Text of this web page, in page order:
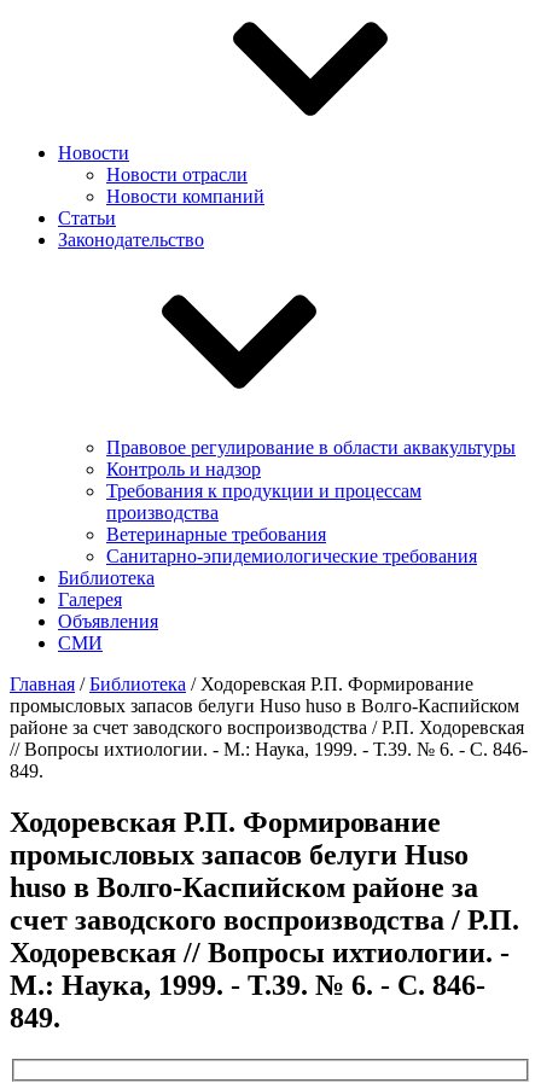
Новости
Новости отрасли
Новости компаний
Статьи
Законодательство
Правовое регулирование в области аквакультуры
Контроль и надзор
Требования к продукции и процессам
производства
Ветеринарные требования
Санитарно-эпидемиологические требования
Библиотека
Галерея
Объявления
СМИ
Главная /Библиотека / Ходоревская Р.П. Формирование
промысловых запасов белуги Huso huso в Волго-Каспийском
районе за счет заводского воспроизводства / Р.П. Ходоревская
// Вопросы ихтиологии. - М.: Наука, 1999. - Т.39. № 6. - С. 846-
849.
Ходоревская Р.П. Формирование
промысловых запасов белуги Huso
huso в Волго-Каспийском районе за
счет заводского воспроизводства / Р.П.
Ходоревская // Вопросы ихтиологии. -
М.: Наука, 1999. - Т.39. № 6. - С. 846-
849.